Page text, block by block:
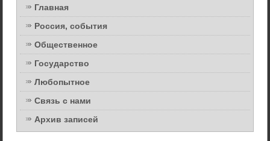
Главная
Россия, события
Общественное
Государство
Любопытное
Связь с нами
Архив записей